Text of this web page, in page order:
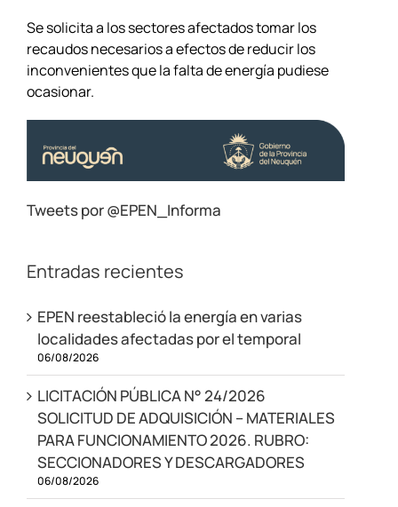
Se solicita a los sectores afectados tomar los
recaudos necesarios a efectos de reducir los
inconvenientes que la falta de energía pudiese
ocasionar.
Tweets por @EPEN_Informa
Entradas recientes
EPEN reestableció la energía en varias
localidades afectadas por el temporal
06/08/2026
LICITACIÓN PÚBLICA N° 24/2026
SOLICITUD DE ADQUISICIÓN – MATERIALES
PARA FUNCIONAMIENTO 2026. RUBRO:
SECCIONADORES Y DESCARGADORES
06/08/2026